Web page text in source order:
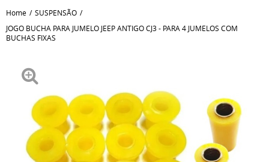
Home
SUSPENSÃO
JOGO BUCHA PARA JUMELO JEEP ANTIGO CJ3 - PARA 4 JUMELOS COM
BUCHAS FIXAS